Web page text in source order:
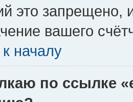
это запрещено,
вашего
началу
по ссылке